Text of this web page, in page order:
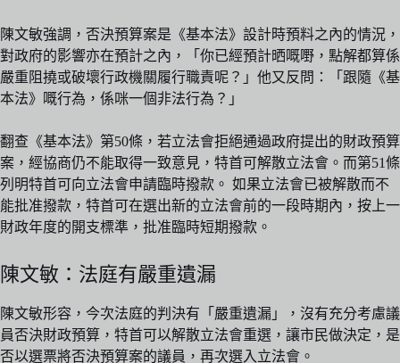
陳文敏強調，否決預算案是《基本法》設計時預料之內的情況，
對政府的影響亦在預計之內，「你已經預計晒嘅嘢，點解都算係
嚴重阻撓或破壞行政機關履行職責呢？」他又反問：「跟隨《基
本法》嘅行為，係咪一個非法行為？」
翻查《基本法》第50條，若立法會拒絕通過政府提出的財政預算
案，經協商仍不能取得一致意見，特首可解散立法會。而第51條
列明特首可向立法會申請臨時撥款。 如果立法會已被解散而不
能批准撥款，特首可在選出新的立法會前的一段時期內，按上一
財政年度的開支標準，批准臨時短期撥款。
陳文敏：法庭有嚴重遺漏
陳文敏形容，今次法庭的判決有「嚴重遺漏」，沒有充分考慮議
員否決財政預算，特首可以解散立法會重選，讓市民做決定，是
否以選票將否決預算案的議員，再次選入立法會。